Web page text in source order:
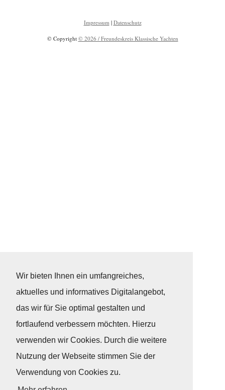
Wir bieten Ihnen ein umfangreiches,
aktuelles und informatives Digitalangebot,
das wir für Sie optimal gestalten und
fortlaufend verbessern möchten. Hierzu
verwenden wir Cookies. Durch die weitere
Nutzung der Webseite stimmen Sie der
Verwendung von Cookies zu.
Impressum | Datenschutz
© Copyright © 2026 / Freundeskreis Klassische Yachten